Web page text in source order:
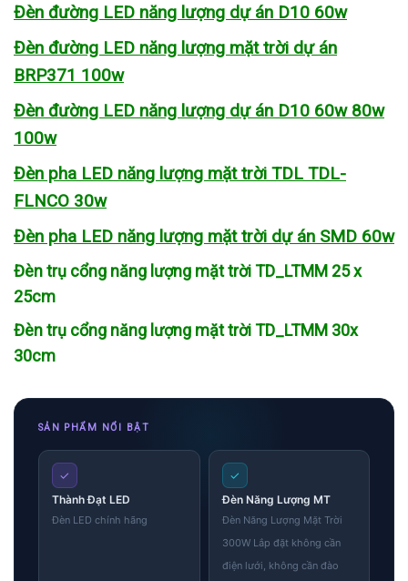
Đèn đường LED năng lượng dự án D10 60w
Đèn đường LED năng lượng mặt trời dự án
BRP371 100w
Đèn đường LED năng lượng dự án D10 60w 80w
100w
Đèn pha LED năng lượng mặt trời TDL TDL-
FLNCO 30w
Đèn pha LED năng lượng mặt trời dự án SMD 60w
Đèn trụ cổng năng lượng mặt trời TD_LTMM 25 x
25cm
Đèn trụ cổng năng lượng mặt trời TD_LTMM 30x
30cm
SẢN PHẨM NỔI BẬT
✓
Thành Đạt LED
Đèn LED chính hãng
✓
Đèn Năng Lượng MT
Đèn Năng Lượng Mặt Trời
300W Lắp đặt không cần
điện lưới, không cần đào